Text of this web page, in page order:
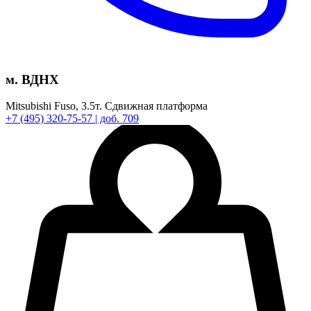
м. ВДНХ
Mitsubishi Fuso, 3.5т. Сдвижная платформа
+7 (495) 320-75-57 | доб. 709